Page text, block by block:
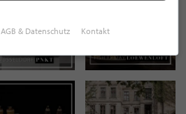
AGB & Datenschutz Kontakt